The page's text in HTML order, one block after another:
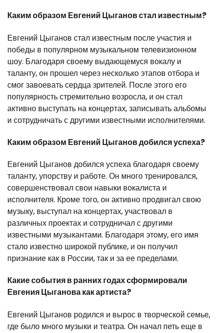
Каким образом Евгений Цыганов стал известным?
Евгений Цыганов стал известным после участия и
победы в популярном музыкальном телевизионном
шоу. Благодаря своему выдающемуся вокалу и
таланту, он прошел через несколько этапов отбора и
смог завоевать сердца зрителей. После этого его
популярность стремительно возросла, и он стал
активно выступать на концертах, записывать альбомы
и сотрудничать с другими известными исполнителями.
Каким образом Евгений Цыганов добился успеха?
Евгений Цыганов добился успеха благодаря своему
таланту, упорству и работе. Он много тренировался,
совершенствовал свои навыки вокалиста и
исполнителя. Кроме того, он активно продвигал свою
музыку, выступал на концертах, участвовал в
различных проектах и сотрудничал с другими
известными музыкантами. Благодаря этому, его имя
стало известно широкой публике, и он получил
признание как в России, так и за ее пределами.
Какие события в ранних годах сформировали
Евгения Цыганова как артиста?
Евгений Цыганов родился и вырос в творческой семье,
где было много музыки и театра. Он начал петь еще в